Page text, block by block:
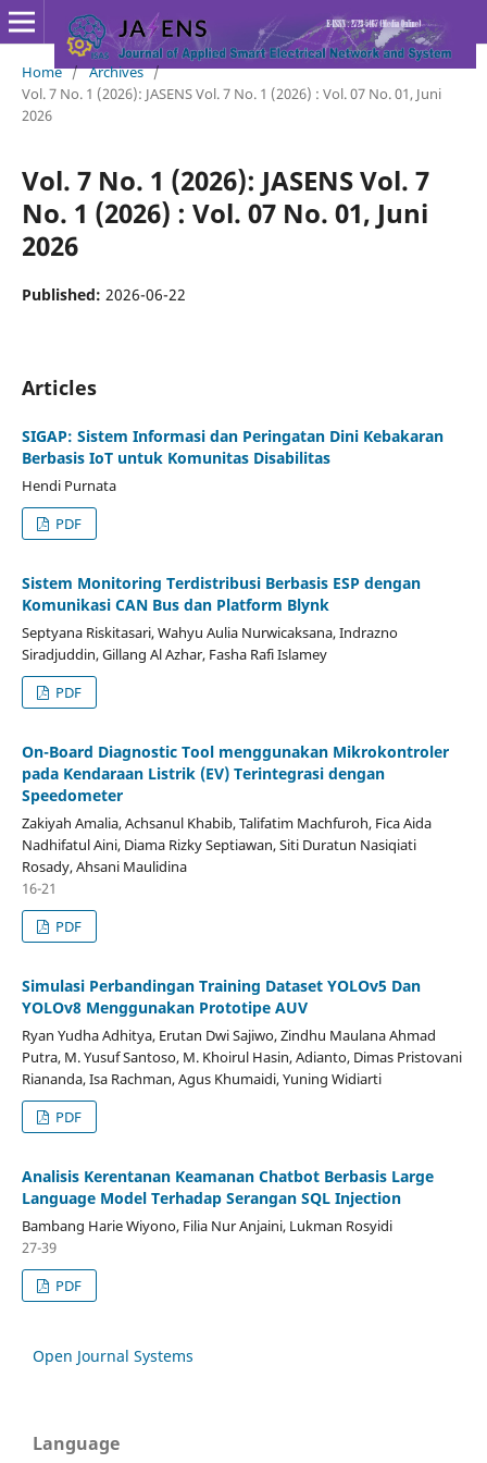
Home / Archives /
Vol. 7 No. 1 (2026): JASENS Vol. 7 No. 1 (2026) : Vol. 07 No. 01, Juni
2026
Vol. 7 No. 1 (2026): JASENS Vol. 7
No. 1 (2026) : Vol. 07 No. 01, Juni
2026
Published: 2026-06-22
Articles
SIGAP: Sistem Informasi dan Peringatan Dini Kebakaran
Berbasis IoT untuk Komunitas Disabilitas
Hendi Purnata
PDF
Sistem Monitoring Terdistribusi Berbasis ESP dengan
Komunikasi CAN Bus dan Platform Blynk
Septyana Riskitasari, Wahyu Aulia Nurwicaksana, Indrazno
Siradjuddin, Gillang Al Azhar, Fasha Rafi Islamey
PDF
On-Board Diagnostic Tool menggunakan Mikrokontroler
pada Kendaraan Listrik (EV) Terintegrasi dengan
Speedometer
Zakiyah Amalia, Achsanul Khabib, Talifatim Machfuroh, Fica Aida
Nadhifatul Aini, Diama Rizky Septiawan, Siti Duratun Nasiqiati
Rosady, Ahsani Maulidina
16-21
PDF
Simulasi Perbandingan Training Dataset YOLOv5 Dan
YOLOv8 Menggunakan Prototipe AUV
Ryan Yudha Adhitya, Erutan Dwi Sajiwo, Zindhu Maulana Ahmad
Putra, M. Yusuf Santoso, M. Khoirul Hasin, Adianto, Dimas Pristovani
Riananda, Isa Rachman, Agus Khumaidi, Yuning Widiarti
PDF
Analisis Kerentanan Keamanan Chatbot Berbasis Large
Language Model Terhadap Serangan SQL Injection
Bambang Harie Wiyono, Filia Nur Anjaini, Lukman Rosyidi
27-39
PDF
Open Journal Systems
Language